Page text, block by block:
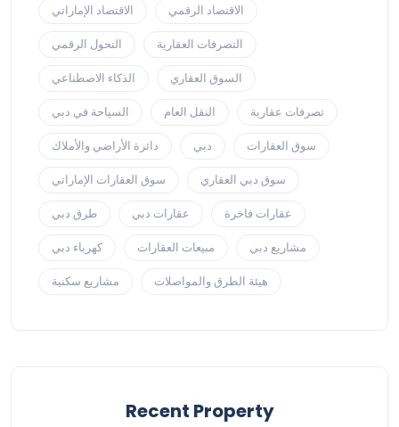
الاقتصاد الإماراتي الاقتصاد الرقمي
التحول الرقمي التصرفات العقارية
الذكاء الاصطناعي السوق العقاري
السياحة في دبي النقل العام تصرفات عقارية
دائرة الأراضي والأملاك دبي سوق العقارات
سوق العقارات الإماراتي سوق دبي العقاري
طرق دبي عقارات دبي عقارات فاخرة
كهرباء دبي مبيعات العقارات مشاريع دبي
مشاريع سكنية هيئة الطرق والمواصلات
Recent Property